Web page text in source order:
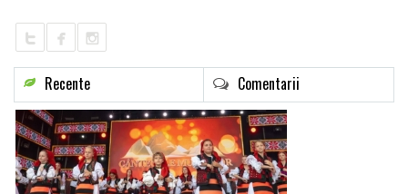
Recente Comentarii